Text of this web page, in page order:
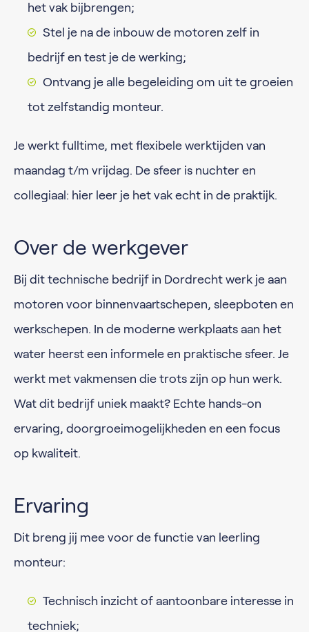
het vak bijbrengen;
Stel je na de inbouw de motoren zelf in
bedrijf en test je de werking;
Ontvang je alle begeleiding om uit te groeien
tot zelfstandig monteur.
Je werkt fulltime, met flexibele werktijden van
maandag t/m vrijdag. De sfeer is nuchter en
collegiaal: hier leer je het vak echt in de praktijk.
Over de werkgever
Bij dit technische bedrijf in Dordrecht werk je aan
motoren voor binnenvaartschepen, sleepboten en
werkschepen. In de moderne werkplaats aan het
water heerst een informele en praktische sfeer. Je
werkt met vakmensen die trots zijn op hun werk.
Wat dit bedrijf uniek maakt? Echte hands-on
ervaring, doorgroeimogelijkheden en een focus
op kwaliteit.
Ervaring
​​​​​​Dit breng jij mee voor de functie van leerling
monteur:
Technisch inzicht of aantoonbare interesse in
techniek;